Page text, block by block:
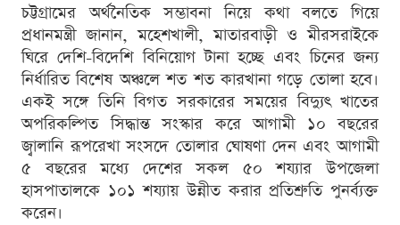
চট্টগ্রামের অর্থনৈতিক সম্ভাবনা নিয়ে কথা বলতে গিয়ে
প্রধানমন্ত্রী জানান, মহেশখালী, মাতারবাড়ী ও মীরসরাইকে
ঘিরে দেশি-বিদেশি বিনিয়োগ টানা হচ্ছে এবং চিনের জন্য
নির্ধারিত বিশেষ অঞ্চলে শত শত কারখানা গড়ে তোলা হবে।
একই সঙ্গে তিনি বিগত সরকারের সময়ের বিদ্যুৎ খাতের
অপরিকল্পিত সিদ্ধান্ত সংস্কার করে আগামী ১০ বছরের
জ্বালানি রূপরেখা সংসদে তোলার ঘোষণা দেন এবং আগামী
৫ বছরের মধ্যে দেশের সকল ৫০ শয্যার উপজেলা
হাসপাতালকে ১০১ শয্যায় উন্নীত করার প্রতিশ্রুতি পুনর্ব্যক্ত
করেন।